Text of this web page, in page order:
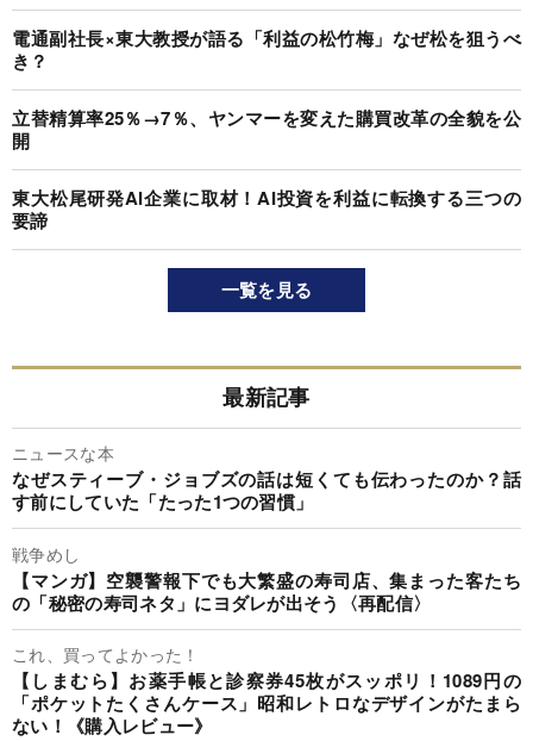
電通副社長×東大教授が語る「利益の松竹梅」なぜ松を狙うべ
き？
立替精算率25％→7％、ヤンマーを変えた購買改革の全貌を公
開
東大松尾研発AI企業に取材！AI投資を利益に転換する三つの
要諦
一覧を見る
最新記事
ニュースな本
なぜスティーブ・ジョブズの話は短くても伝わったのか？話
す前にしていた「たった1つの習慣」
戦争めし
【マンガ】空襲警報下でも大繁盛の寿司店、集まった客たち
の「秘密の寿司ネタ」にヨダレが出そう〈再配信〉
これ、買ってよかった！
【しまむら】お薬手帳と診察券45枚がスッポリ！1089円の
「ポケットたくさんケース」昭和レトロなデザインがたまら
ない！《購入レビュー》